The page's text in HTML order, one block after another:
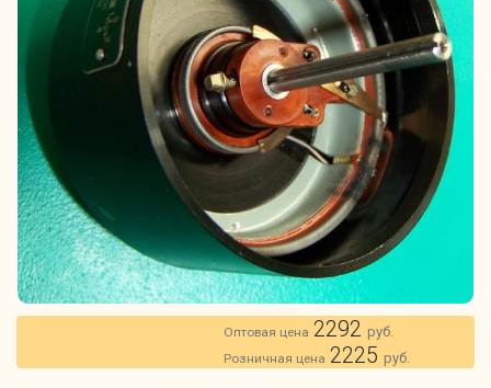
Оптовая цена 2292руб.
Розничная цена 2225руб.